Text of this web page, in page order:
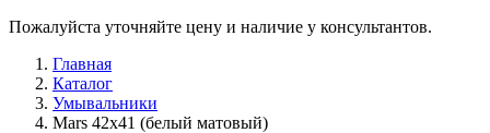
Пожалуйста уточняйте цену и наличие у консультантов.
Главная
Каталог
Умывальники
Mars 42x41 (белый матовый)